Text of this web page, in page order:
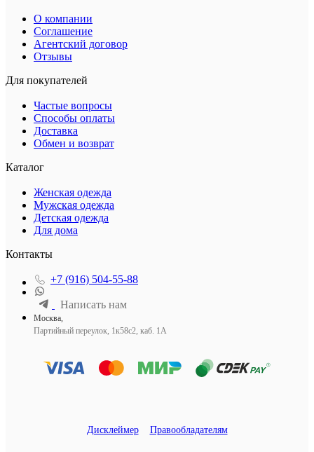
О компании
Соглашение
Агентский договор
Отзывы
Для покупателей
Частые вопросы
Способы оплаты
Доставка
Обмен и возврат
Каталог
Женская одежда
Мужская одежда
Детская одежда
Для дома
Контакты
+7 (916) 504-55-88
Написать нам
Москва,
Партийный переулок, 1к58с2, каб. 1А
Дисклеймер Правообладателям